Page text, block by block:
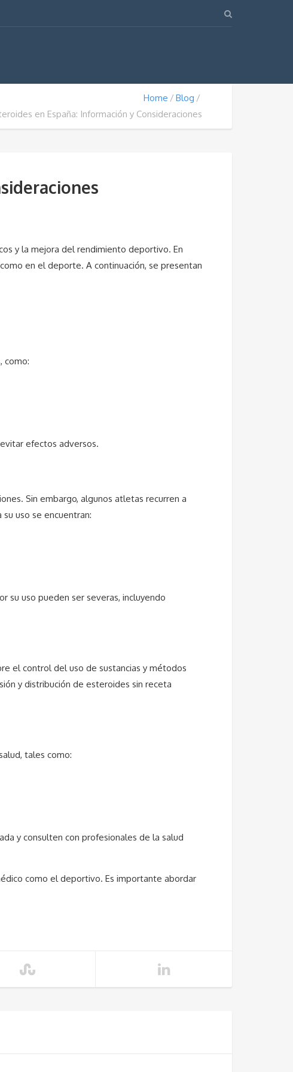
Home
Blog
en España: Información y Consideraciones
y la mejora del rendimiento deportivo. En
en el deporte. A continuación, se presentan
como:
efectos adversos.
Sin embargo, algunos atletas recurren a
uso se encuentran:
su uso pueden ser severas, incluyendo
el control del uso de sustancias y métodos
y distribución de esteroides sin receta
tales como:
y consulten con profesionales de la salud
como el deportivo. Es importante abordar